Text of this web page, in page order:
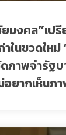
มงคล”เปรี
าในขวดให
ดภาพจำรัฐ
อยากเห็นภ